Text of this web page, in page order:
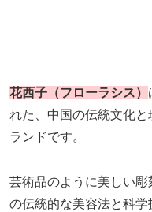
花西子（フローラシス）
れた、中国の伝統文化
ランドです。
芸術品のように美しい
の伝統的な美容法と科